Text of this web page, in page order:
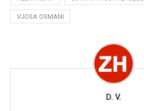
VJOSA OSMANI
D. V.